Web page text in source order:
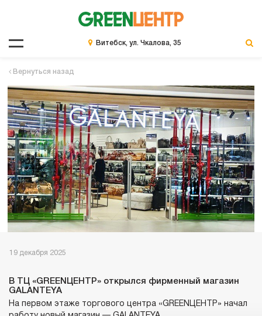
Витебск, ул. Чкалова, 35
Вернуться назад
19 декабря 2025
В ТЦ «GREENЦЕНТР» открылся фирменный магазин
GALANTEYA
На первом этаже торгового центра «GREENЦЕНТР» начал